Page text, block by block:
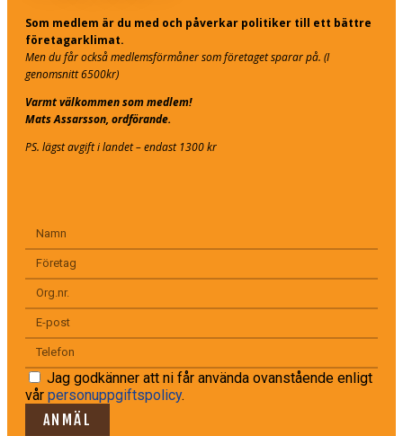
Som medlem är du med och påverkar politiker till ett bättre
företagarklimat.
Men du får också medlemsförmåner som företaget sparar på. (I
genomsnitt 6500kr)
Varmt välkommen som medlem!
Mats Assarsson, ordförande.
PS. lägst avgift i landet – endast 1300 kr
Jag godkänner att ni får använda ovanstående enligt
vår personuppgiftspolicy.
ANMÄL